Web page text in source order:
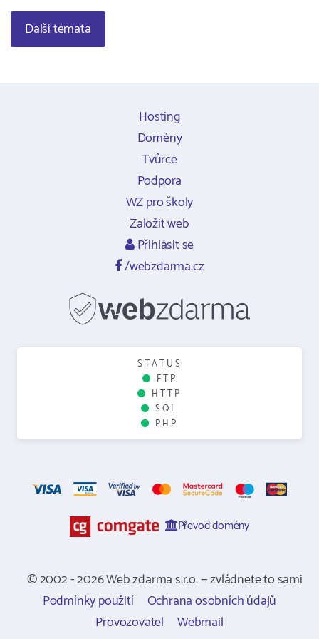
Další témata
Hosting
Domény
Tvůrce
Podpora
WZ pro školy
Založit web
Přihlásit se
/webzdarma.cz
STATUS
FTP
HTTP
SQL
PHP
Převod domény
© 2002 - 2026 Web zdarma s.r.o. — zvládnete to sami
Podmínky použití
Ochrana osobních údajů
Provozovatel
Webmail